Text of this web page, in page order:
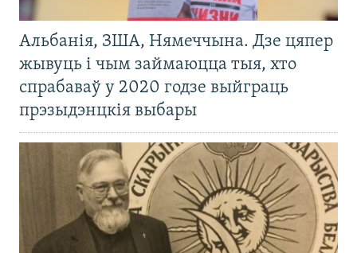
Альбанія, ЗША, Нямеччына. Дзе цяпер
жывуць і чым займаюцца тыя, хто
спрабаваў у 2020 годзе выйграць
прэзыдэнцкія выбары